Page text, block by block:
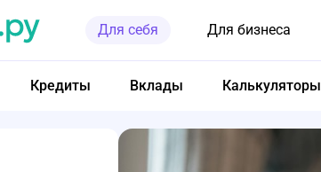
Для себя Для бизнеса
Кредиты Вклады Калькуляторы